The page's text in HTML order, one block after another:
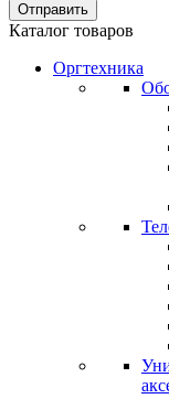
Отправить
Каталог товаров
Оргтехника